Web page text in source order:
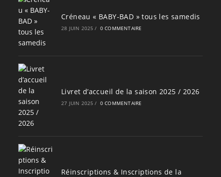
Créneau « BABY-BAD » tous les samedis
28 JUIN 2025 / 0 COMMENTAIRE
Livret d’accueil de la saison 2025 / 2026
27 JUIN 2025 / 0 COMMENTAIRE
Réinscriptions & Inscriptions de la